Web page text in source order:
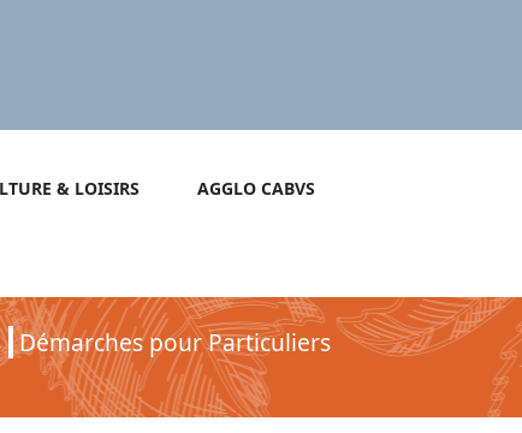
& LOISIRS AGGLO CABVS
Démarches pour Particuliers